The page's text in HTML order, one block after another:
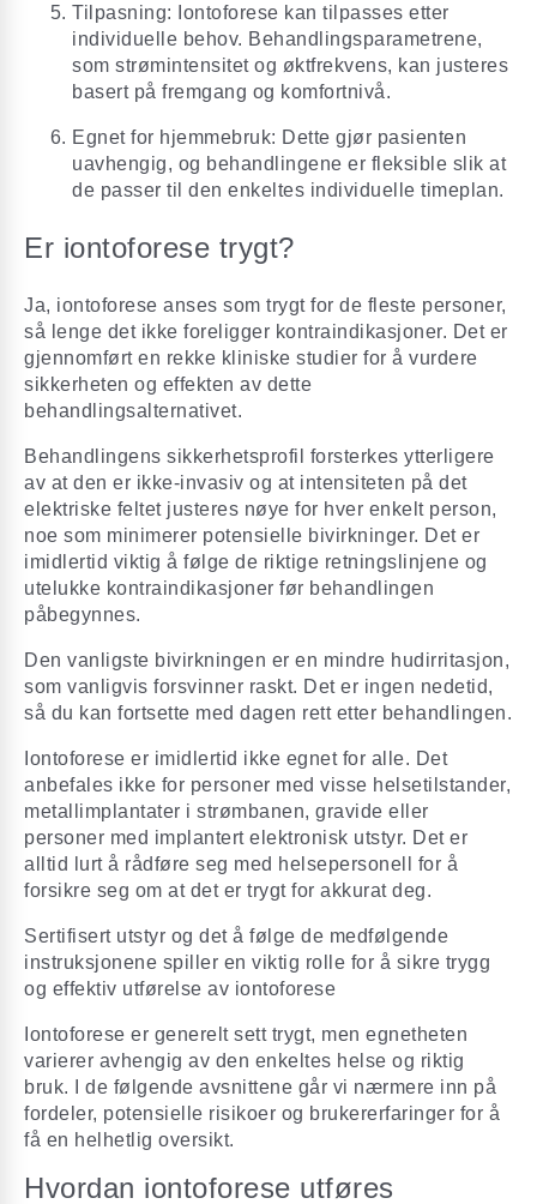
Tilpasning: Iontoforese kan tilpasses etter
individuelle behov. Behandlingsparametrene,
som strømintensitet og øktfrekvens, kan justeres
basert på fremgang og komfortnivå.
Egnet for hjemmebruk: Dette gjør pasienten
uavhengig, og behandlingene er fleksible slik at
de passer til den enkeltes individuelle timeplan.
Er iontoforese trygt?
Ja, iontoforese anses som trygt for de fleste personer,
så lenge det ikke foreligger kontraindikasjoner. Det er
gjennomført en rekke kliniske studier for å vurdere
sikkerheten og effekten av dette
behandlingsalternativet.
Behandlingens sikkerhetsprofil forsterkes ytterligere
av at den er ikke-invasiv og at intensiteten på det
elektriske feltet justeres nøye for hver enkelt person,
noe som minimerer potensielle bivirkninger. Det er
imidlertid viktig å følge de riktige retningslinjene og
utelukke kontraindikasjoner før behandlingen
påbegynnes.
Den vanligste bivirkningen er en mindre hudirritasjon,
som vanligvis forsvinner raskt. Det er ingen nedetid,
så du kan fortsette med dagen rett etter behandlingen.
Iontoforese er imidlertid ikke egnet for alle. Det
anbefales ikke for personer med visse helsetilstander,
metallimplantater i strømbanen, gravide eller
personer med implantert elektronisk utstyr. Det er
alltid lurt å rådføre seg med helsepersonell for å
forsikre seg om at det er trygt for akkurat deg.
Sertifisert utstyr og det å følge de medfølgende
instruksjonene spiller en viktig rolle for å sikre trygg
og effektiv utførelse av iontoforese
Iontoforese er generelt sett trygt, men egnetheten
varierer avhengig av den enkeltes helse og riktig
bruk. I de følgende avsnittene går vi nærmere inn på
fordeler, potensielle risikoer og brukererfaringer for å
få en helhetlig oversikt.
Hvordan iontoforese utføres